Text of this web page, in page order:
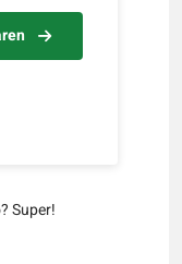
Super!